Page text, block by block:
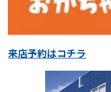
来店予約はコチラ